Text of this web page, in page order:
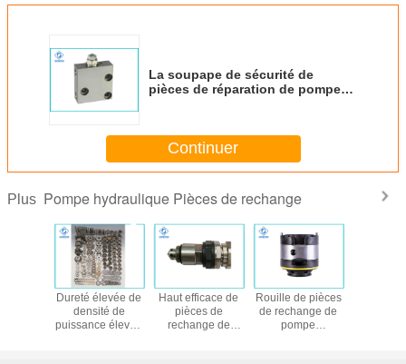
La soupape de sécurité de
pièces de réparation de pompe
partie
Continuer
Plus Pompe hydraulique Pièces de rechange
Dureté élevée de
densité de
puissance élevée
Haut efficace de
pièces de
rechange de
Rouille de pièces
de rechange de
pompe